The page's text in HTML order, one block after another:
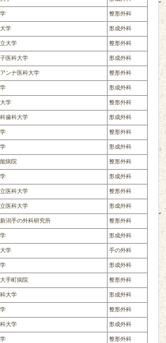
整形外科
学 形成外科
大学 整形外科
医科大学 形成外科
ンナ医科大学 整形外科
形成外科
学 整形外科
歯科大学 形成外科
整形外科
形成外科
病院 整形外科
形成外科
医科大学 整形外科
医科大学 形成外科
新潟手の外科研究所 整形外科
形成外科
学 手の外科
形成外科
手町病院 整形外科
大学 形成外科
整形外科
大学 形成外科
整形外科